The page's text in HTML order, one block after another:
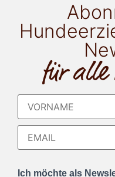
für alle
Ich möchte als